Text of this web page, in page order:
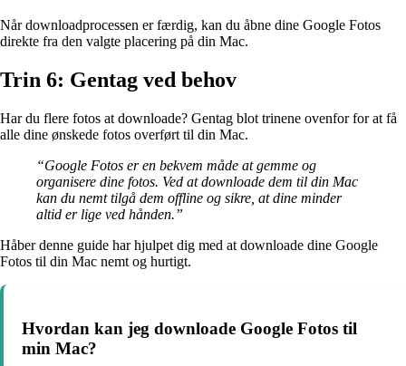
Når downloadprocessen er færdig, kan du åbne dine Google Fotos
direkte fra den valgte placering på din Mac.
Trin 6: Gentag ved behov
Har du flere fotos at downloade? Gentag blot trinene ovenfor for at få
alle dine ønskede fotos overført til din Mac.
“Google Fotos er en bekvem måde at gemme og
organisere dine fotos. Ved at downloade dem til din Mac
kan du nemt tilgå dem offline og sikre, at dine minder
altid er lige ved hånden.”
Håber denne guide har hjulpet dig med at downloade dine Google
Fotos til din Mac nemt og hurtigt.
Hvordan kan jeg downloade Google Fotos til
min Mac?